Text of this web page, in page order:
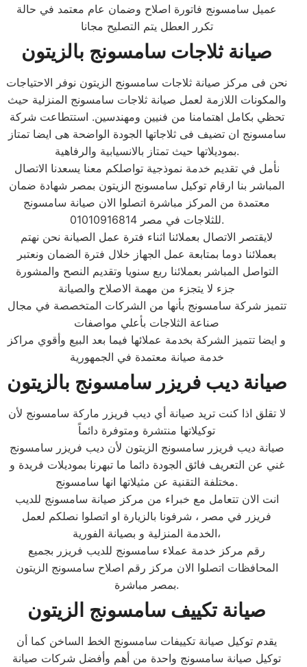
عميل سامسونج فاتورة اصلاح وضمان عام معتمد في حالة
تكرر العطل يتم التصليح مجانا
صيانة ثلاجات سامسونج بالزيتون
نحن فى مركز صيانة ثلاجات سامسونج الزيتون نوفر الاحتياجات
والمكونات اللازمة لعمل صيانة ثلاجات سامسونج المنزلية حيث
تحظي بكامل اهتمامنا من فنيين ومهندسين. استتطاعت شركة
سامسونج ان تضيف فى ثلاجاتها الجودة الواضحة هى ايضا تمتاز
بموديلاتها حيث تمتاز بالانسيابية والرفاهية.
نأمل في تقديم خدمة نموذجية تواصلكم معنا يسعدنا الاتصال
المباشر بنا ارقام توكيل سامسونج الزيتون بمصر شهادة ضمان
معتمدة من المركز مباشرة اتصلوا الان صيانة سامسونج
للثلاجات في مصر 01010916814.
لايقتصر الاتصال بعملائنا اثناء فترة عمل الصيانة نحن نهتم
بعملائنا دوما بمتابعة عمل الجهاز خلال فترة الضمان ونعتبر
التواصل المباشر بعملائنا ربع سنويا وتقديم النصح والمشورة
جزء لا يتجزء من مهمة الاصلاح والصيانة
تتميز شركة سامسونج بأنها من الشركات المتخصصة في مجال
صناعة الثلاجات بأعلي مواصفات
و ايضا تتميز الشركة بخدمة عملائها فيما بعد البيع وأقوي مراكز
خدمة صيانة معتمدة في الجمهورية
صيانة ديب فريزر سامسونج بالزيتون
لا تقلق اذا كنت تريد صيانة أي ديب فريزر ماركة سامسونج لأن
توكيلاتها منتشرة ومتوفرة دائماً
صيانة ديب فريزر سامسونج الزيتون لأن ديب فريزر سامسونج
غني عن التعريف فائق الجودة دائما ما تبهرنا بموديلات فريدة و
مختلفة التقنية عن مثيلاتها انها سامسونج.
انت الان تتعامل مع خبراء من مركز صيانة سامسونج للديب
فريزر في مصر ، شرفونا بالزيارة او اتصلوا نصلكم لعمل
الخدمة المنزلية و بصيانة الفورية،
رقم مركز خدمة عملاء سامسونج للديب فريزر بجميع
المحافظات اتصلوا الان مركز رقم اصلاح سامسونج الزيتون
بمصر مباشرة.
صيانة تكييف سامسونج الزيتون
يقدم توكيل صيانة تكييفات سامسونج الخط الساخن كما أن
توكيل صيانة سامسونج واحدة من أهم وأفضل شركات صيانة